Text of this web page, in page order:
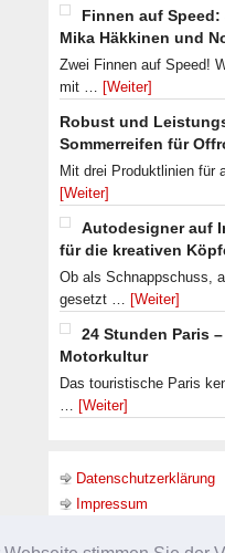
Finnen auf
Mika Häkkinen und
Zwei Finnen auf Speed!
mit … [Weiter]
Robust und
Sommerreifen für
Mit drei Produktlinien für
[Weiter]
Autodesigner auf
für die kreativen
Ob als Schnappschuss,
gesetzt … [Weiter]
24 Stunden Paris
Motorkultur
Das touristische Paris
… [Weiter]
Datenschutzerklärung
Impressum